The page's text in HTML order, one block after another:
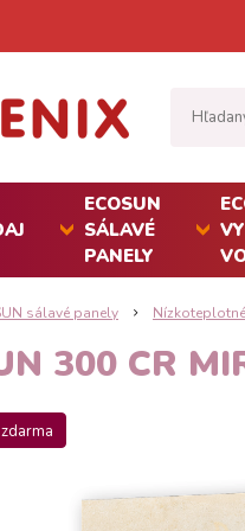
ECOSUN
SÁLAVÉ
PANELY
sálavé panely Nízkoteplotné
300 CR